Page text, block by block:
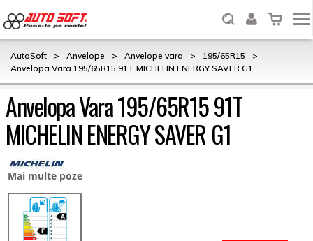
AutoSoft > Anvelope > Anvelope vara > 195/65R15
>
Anvelopa Vara 195/65R15 91T MICHELIN ENERGY SAVER G1
Anvelopa Vara 195/65R15 91T
MICHELIN ENERGY SAVER G1
Mai multe poze